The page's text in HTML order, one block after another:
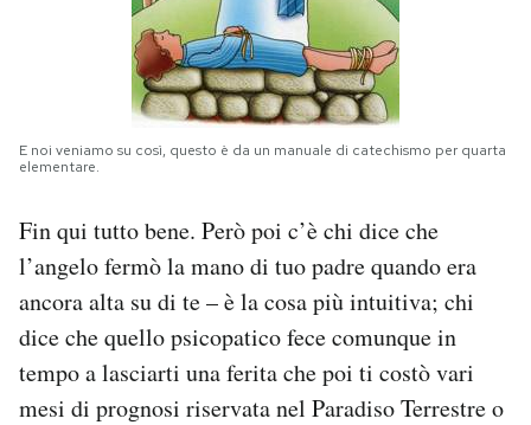
E noi veniamo su così, questo è da un manuale di catechismo per quarta
elementare.
Fin qui tutto bene. Però poi c’è chi dice che
l’angelo fermò la mano di tuo padre quando era
ancora alta su di te – è la cosa più intuitiva; chi
dice che quello psicopatico fece comunque in
tempo a lasciarti una ferita che poi ti costò vari
mesi di prognosi riservata nel Paradiso Terrestre o